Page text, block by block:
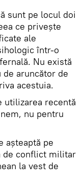
sunt pe locul doi
ce privește
ale
într-o
Nu există
aruncător de
acestuia.
utilizarea recentă
nu pentru
așteaptă pe
de conflict militar
la vest de